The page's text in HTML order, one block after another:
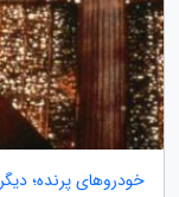
خودروهای پرنده؛